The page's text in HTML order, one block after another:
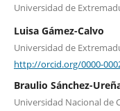
Universidad de
Luisa Gámez-Calvo
Universidad de
http://orcid.org/0000-
Braulio Sánchez-
Universidad Nacional de